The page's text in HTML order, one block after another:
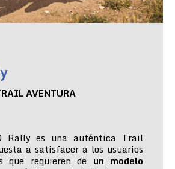
AVENTURA
Rally es una auténtica Trail
a satisfacer a los usuarios
que requieren de un modelo